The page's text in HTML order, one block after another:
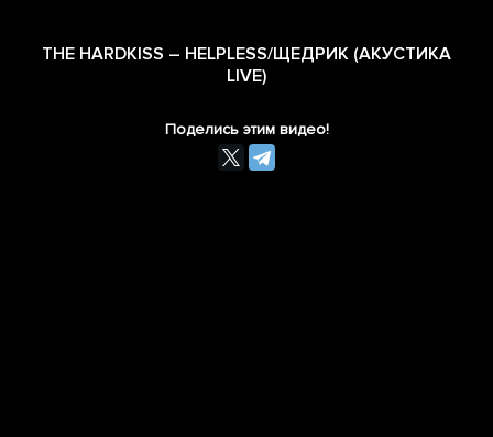
THE HARDKISS – HELPLESS/ЩЕДРИК (АКУСТИКА
LIVE)
Поделись этим видео!